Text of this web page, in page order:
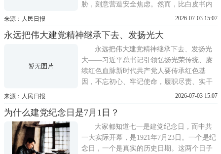
胁，刻意营造安全焦虑。然而，比白皮书内
容本身更值得警惕的，是这套扭曲叙事正加
年起，日本防卫省已连续六年编制发布儿童
版《防卫白皮书》，在官方网络平台公开推
送。去年更进一步，首次
来源：人民日报 2026-07-03 15:07
永远把伟大建党精神继承下去、发扬光大
永远把伟大建党精神继承下去、发扬光
大——习近平总书记引领弘扬光荣传统、赓
续红色血脉新时代共产党人要传承红色基
因，不忘初心、牢记使命，履职尽责、实干
担当，在新征程上书写优异答卷。105年前，
伟大建党实践和长期奋斗实践中，中国共产
党形成了坚持真理、坚守理想，践行初心、
担当使命，不怕牺牲
来源：人民日报 2026-07-03 15:07
为什么建党纪念日是7月1日？
大家都知道七一是建党纪念日，而中共
一大实际开幕，是1921年7月23日。一个是纪
念日，一个是真实的历史日期。这两个日子